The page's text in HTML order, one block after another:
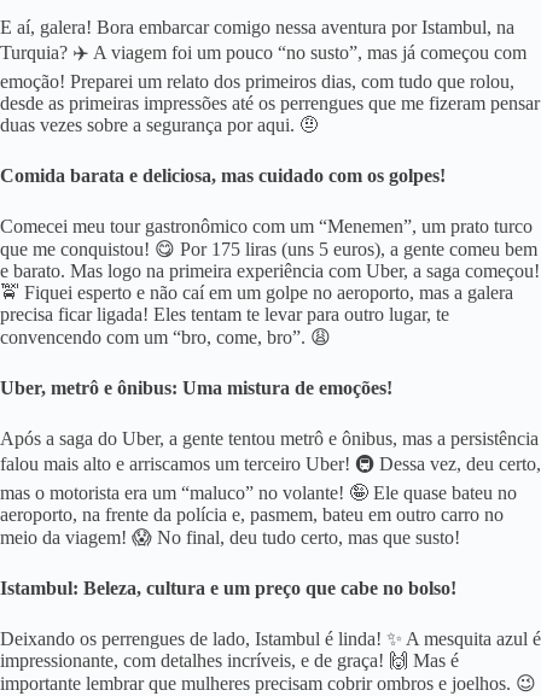
E aí, galera! Bora embarcar comigo nessa aventura por Istambul, na
Turquia? ✈️ A viagem foi um pouco “no susto”, mas já começou com
emoção! Preparei um relato dos primeiros dias, com tudo que rolou,
desde as primeiras impressões até os perrengues que me fizeram pensar
duas vezes sobre a segurança por aqui. 🤨
Comida barata e deliciosa, mas cuidado com os golpes!
Comecei meu tour gastronômico com um “Menemen”, um prato turco
que me conquistou! 😋 Por 175 liras (uns 5 euros), a gente comeu bem
e barato. Mas logo na primeira experiência com Uber, a saga começou!
🚖 Fiquei esperto e não caí em um golpe no aeroporto, mas a galera
precisa ficar ligada! Eles tentam te levar para outro lugar, te
convencendo com um “bro, come, bro”. 😩
Uber, metrô e ônibus: Uma mistura de emoções!
Após a saga do Uber, a gente tentou metrô e ônibus, mas a persistência
falou mais alto e arriscamos um terceiro Uber! 🚇 Dessa vez, deu certo,
mas o motorista era um “maluco” no volante! 🤪 Ele quase bateu no
aeroporto, na frente da polícia e, pasmem, bateu em outro carro no
meio da viagem! 😱 No final, deu tudo certo, mas que susto!
Istambul: Beleza, cultura e um preço que cabe no bolso!
Deixando os perrengues de lado, Istambul é linda! ✨ A mesquita azul é
impressionante, com detalhes incríveis, e de graça! 🙌 Mas é
importante lembrar que mulheres precisam cobrir ombros e joelhos. 😉